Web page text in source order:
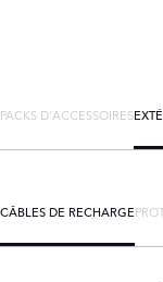
PACKS D'ACCESSOIRES
CÂBLES DE RECHARGE